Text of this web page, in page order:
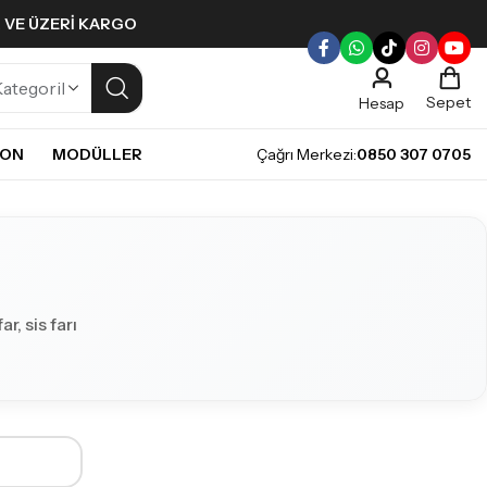
ÜZERI KARGO
Hesap
Sepet
MODÜLLER Çağrı Merkezi:0850 307 0705
sis farı
Ampul